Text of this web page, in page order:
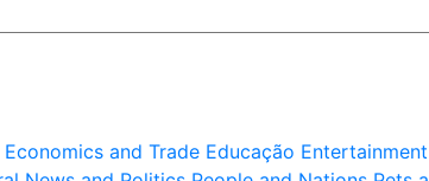
Economics and Trade Educação Entertainment